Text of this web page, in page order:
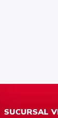
SUCURSAL